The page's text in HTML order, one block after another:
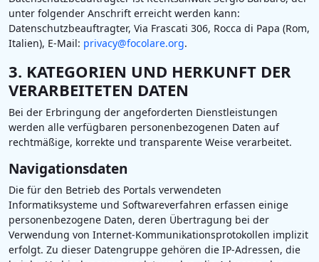
unter folgender Anschrift erreicht werden kann:
Datenschutzbeauftragter, Via Frascati 306, Rocca di Papa (Rom,
Italien), E-Mail: privacy@focolare.org.
3. KATEGORIEN UND HERKUNFT DER
VERARBEITETEN DATEN
Bei der Erbringung der angeforderten Dienstleistungen
werden alle verfügbaren personenbezogenen Daten auf
rechtmäßige, korrekte und transparente Weise verarbeitet.
Navigationsdaten
Die für den Betrieb des Portals verwendeten
Informatiksysteme und Softwareverfahren erfassen einige
personenbezogene Daten, deren Übertragung bei der
Verwendung von Internet-Kommunikationsprotokollen implizit
erfolgt. Zu dieser Datengruppe gehören die IP-Adressen, die